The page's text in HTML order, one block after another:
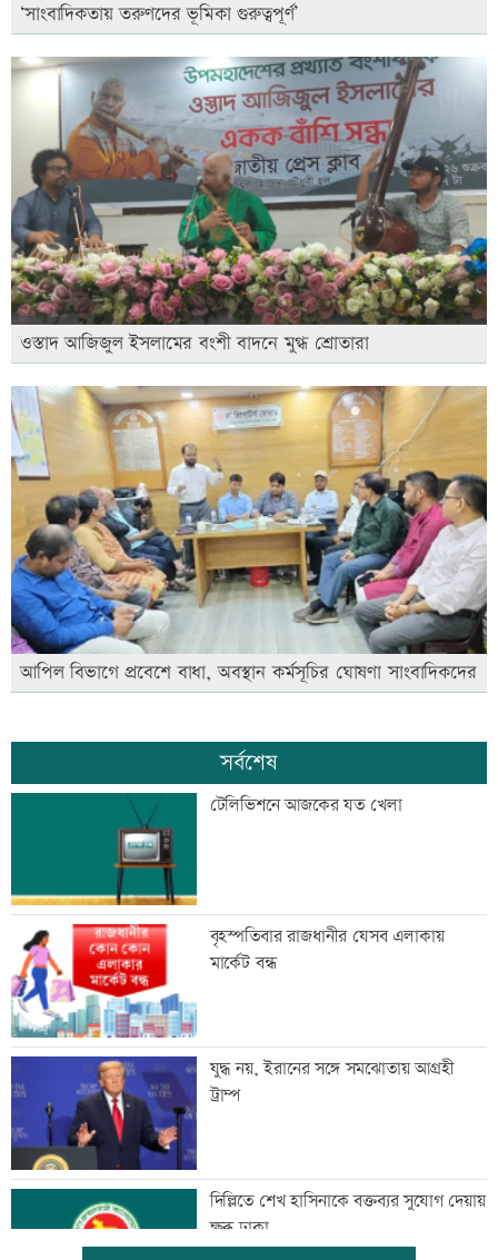
‘সাংবাদিকতায় তরুণদের ভূমিকা গুরুত্বপূর্ণ’
ওস্তাদ আজিজুল ইসলামের বংশী বাদনে মুগ্ধ শ্রোতারা
আপিল বিভাগে প্রবেশে বাধা, অবস্থান কর্মসূচির ঘোষণা সাংবাদিকদের
সর্বশেষ
টেলিভিশনে আজকের যত খেলা
বৃহস্পতিবার রাজধানীর যেসব এলাকায়
মার্কেট বন্ধ
যুদ্ধ নয়, ইরানের সঙ্গে সমঝোতায় আগ্রহী
ট্রাম্প
দিল্লিতে শেখ হাসিনাকে বক্তব্যর সুযোগ দেয়ায়
ক্ষুব্ধ ঢাকা